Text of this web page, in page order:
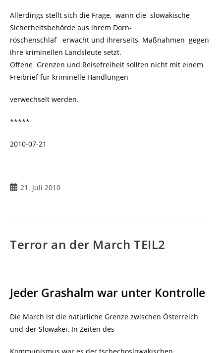
Allerdings stellt sich die Frage, wann die slowakische
Sicherheitsbehörde aus ihrem Dorn-
röschenschlaf erwacht und ihrerseits Maßnahmen gegen
ihre kriminellen Landsleute setzt.
Offene Grenzen und Reisefreiheit sollten nicht mit einem
Freibrief für kriminelle Handlungen
verwechselt werden.
*****
2010-07-21
21. Juli 2010
Terror an der March TEIL2
Jeder Grashalm war unter Kontrolle
Die March ist die natürliche Grenze zwischen Österreich
und der Slowakei. In Zeiten des